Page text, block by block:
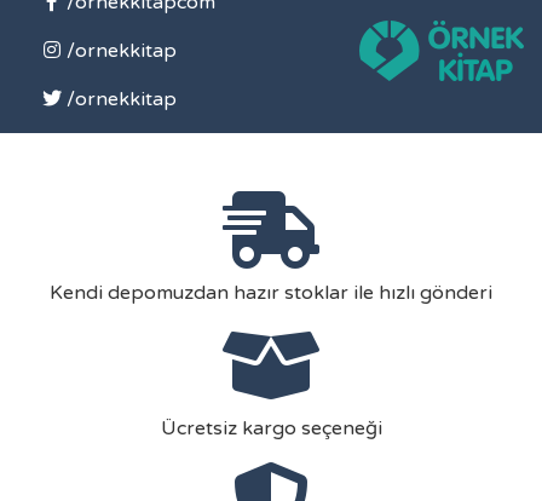
/ornekkitap
/ornekkitap
Kendi depomuzdan hazır stoklar ile hızlı gönderi
Ücretsiz kargo seçeneği